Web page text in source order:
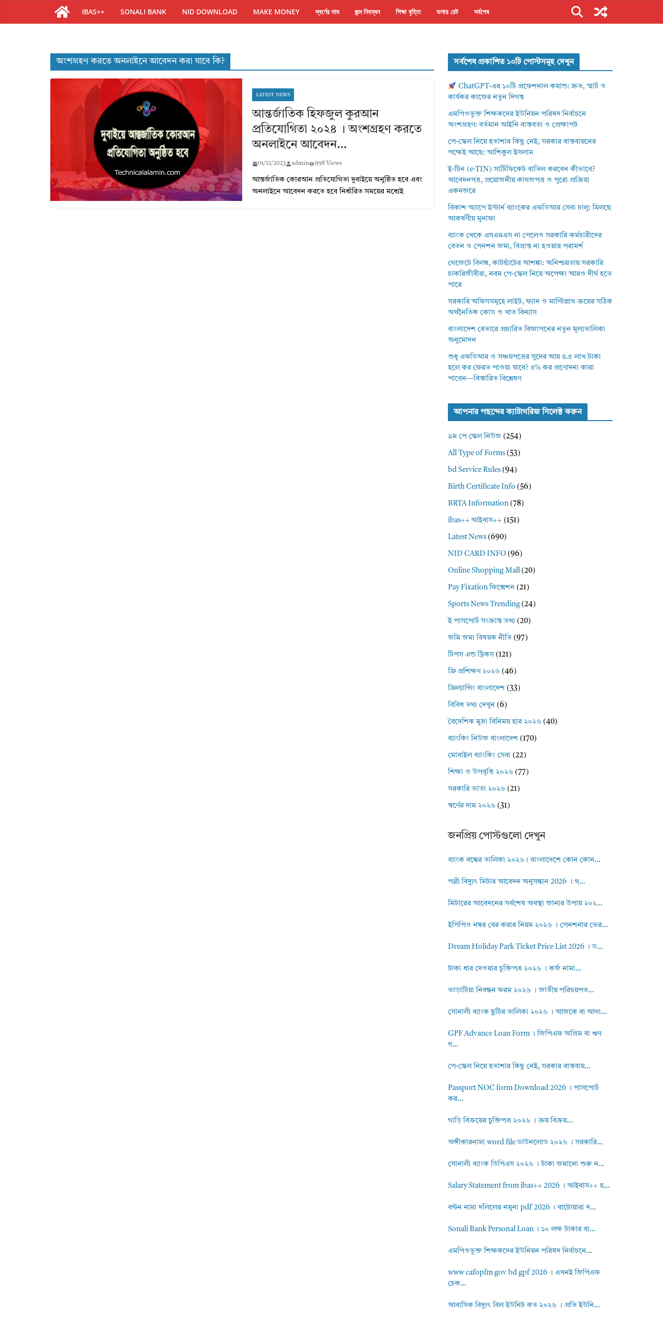
IBAS++ SONALI BANK NID DOWNLOAD MAKE MONEY স্বর্ণের দাম জন্ম নিবন্ধন শিক্ষা বৃত্তি ডলার রেট সর্বশেষ
অংশগ্রহণ করতে অনলাইনে আবেদন করা যাবে কি?
LATEST NEWS
আন্তর্জাতিক হিফজুল কুরআন
প্রতিযোগিতা ২০২৪ । অংশগ্রহণ করতে
অনলাইনে আবেদন…
01/12/2023 admin 998 Views
আন্তর্জাতিক কোরআন প্রতিযোগিতা দুবাইয়ে অনুষ্ঠিত হবে এবং
অনলাইনে আবেদন করতে হবে নির্ধারিত সময়ের মধ্যেই
সর্বশেষ প্রকাশিত ১০টি পোস্টসমূহ দেখুন
ChatGPT-এর ১০টি প্রফেশনাল কমান্ড: দ্রুত, স্মার্ট ও
কার্যকর কাজের নতুন দিগন্ত
এমপিওভুক্ত শিক্ষকদের ইউনিয়ন পরিষদ নির্বাচনে
অংশগ্রহণ: বর্তমান আইনি বাস্তবতা ও প্রেক্ষাপট
পে-স্কেল নিয়ে হতাশার কিছু নেই, সরকার বাস্তবায়নের
পক্ষেই আছে: আশিকুল ইসলাম
ই-টিন (e-TIN) সার্টিফিকেট বাতিল করবেন কীভাবে?
আবেদনপত্র, প্রয়োজনীয় কাগজপত্র ও পুরো প্রক্রিয়া
একনজরে
বিকাশ অ্যাপে ইস্টার্ন ব্যাংকের এফডিআর সেবা চালু: মিলছে
আকর্ষণীয় মুনাফা
ব্যাংক থেকে এসএমএস না পেলেও সরকারি কর্মচারীদের
বেতন ও পেনশন জমা, বিভ্রান্ত না হওয়ার পরামর্শ
গেজেটে বিলম্ব, কাটছাঁটের আশঙ্কা: অনিশ্চয়তায় সরকারি
চাকরিজীবীরা, নবম পে-স্কেল নিয়ে অপেক্ষা আরও দীর্ঘ হতে
পারে
সরকারি অফিসসমূহে লাইট, ফ্যান ও মাল্টিপ্লাগ ক্রয়ের সঠিক
অর্থনৈতিক কোড ও খাত বিন্যাস
বাংলাদেশ বেতারে প্রচারিত বিজ্ঞাপনের নতুন মূল্যতালিকা
অনুমোদন
শুধু এফডিআর ও সঞ্চয়পত্রের সুদের আয় ৪.৫ লাখ টাকা
হলে কর ফেরত পাওয়া যাবে? ৫% কর প্রণোদনা কারা
পাবেন—বিস্তারিত বিশ্লেষণ
আপনার পছন্দের ক্যাটাগরিজ সিলেক্ট করুন
৯ম পে স্কেল নিউজ (254)
All Type of Forms (53)
bd Service Rules (94)
Birth Certificate Info (56)
BRTA Information (78)
ibas++ আইবাস++ (151)
Latest News (690)
NID CARD INFO (96)
Online Shopping Mall (20)
Pay Fixation ফিক্সেশন (21)
Sports News Trending(24)
ই পাসপোর্ট সংক্রান্ত তথ্য (20)
জমি জমা বিষয়ক নীতি (97)
টিপস এন্ড ট্রিকস (121)
ফ্রি প্রশিক্ষণ ২০২৬ (46)
ফ্রিল্যান্সিং বাংলাদেশ (33)
বিবিধ তথ্য দেখুন (6)
বৈদেশিক মুদ্রা বিনিময় হার ২০২৬ (40)
ব্যাংকিং নিউজ বাংলাদেশ (170)
মোবাইল ব্যাংকিং সেবা (22)
শিক্ষা ও উপবৃত্তি ২০২৬ (77)
সরকারি ভাতা ২০২৬ (21)
স্বর্ণের দাম ২০২৬ (31)
জনপ্রিয় পোস্টগুলো দেখুন
ব্যাংক বন্ধের তালিকা ২০২৬। বাংলাদেশে কোন কোন...
পল্লী বিদ্যুৎ মিটার আবেদন অনুসন্ধান 2026 । গ্...
মিটারের আবেদনের সর্বশেষ অবস্থা জানার উপায় ২০২...
ইপিপিও নম্বর বের করার নিয়ম ২০২৬ । পেনশনার ভের...
Dream Holiday Park Ticket Price List 2026 । ড...
টাকা ধার দেওয়ার চুক্তিপত্র ২০২৬ । কর্জ নামা...
ভাড়াটিয়া নিবন্ধন ফরম ২০২৬ । জাতীয় পরিচয়পত...
সোনালী ব্যাংক ছুটির তালিকা ২০২৬ । আজকে বা আগা...
GPF Advance Loan Form । জিপিএফ অগ্রিম বা ঋণ
গ...
পে-স্কেল নিয়ে হতাশার কিছু নেই, সরকার বাস্তবায়...
Passport NOC form Download 2026 । পাসপোর্ট
কর...
গাড়ি বিক্রয়ের চুক্তিপত্র ২০২৬ । ক্রয় বিক্রয়...
অঙ্গীকারনামা word file ডাউনলোড ২০২৬ । সরকারি...
সোনালী ব্যাংক ডিপিএস ২০২৬ । টাকা জমানো শুরু ন...
Salary Statement from ibas++ 2026 । আইবাস++ হ...
বন্টন নামা দলিলের নমুনা pdf 2026 । বাটোয়ারা দ...
Sonali Bank Personal Loan । ১০ লক্ষ টাকার ব্য...
এমপিওভুক্ত শিক্ষকদের ইউনিয়ন পরিষদ নির্বাচনে...
www cafopfm gov bd gpf 2026 । এখনই জিপিএফ
চেক...
আবাসিক বিদ্যুৎ বিল ইউনিট কত ২০২৬ । প্রতি ইউনি...